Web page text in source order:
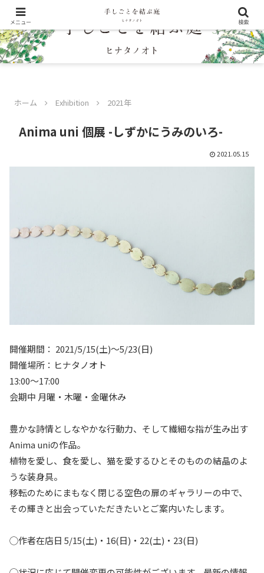
ホーム Exhibition 2021年
Anima uni 個展 -しずかにうみのいろ-
2021.05.15
開催期間： 2021/5/15(土)〜5/23(日)
開催場所：ヒナタノオト
13:00～17:00
会期中 月曜・木曜・金曜休み
豊かな詩情としなやかな行動力、そして繊細な指が生み出す
Anima uniの作品。
植物を愛し、食を愛し、猫を愛するひとそのものの結晶のよ
うな装身具。
移転のためにまもなく閉じる空色の扉のギャラリーの中で、
その輝きと出会っていただきたいとご案内いたします。
◯作者在店日 5/15(土)・16(日)・22(土)・23(日)
メニュー 検索